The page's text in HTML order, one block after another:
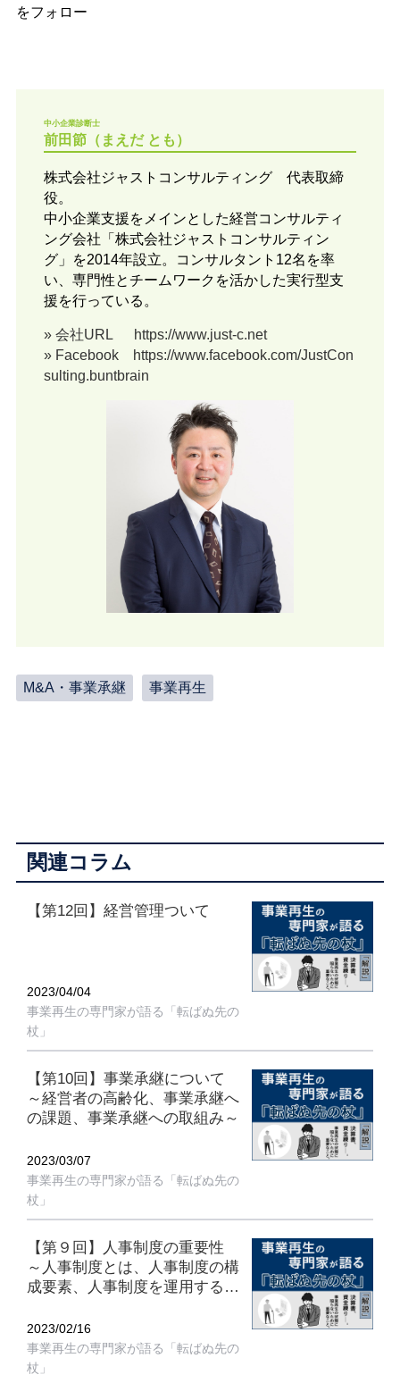
をフォロー
中小企業診断士
前田節（まえだ とも）
株式会社ジャストコンサルティング 代表取締
役。
中小企業支援をメインとした経営コンサルティ
ング会社「株式会社ジャストコンサルティン
グ」を2014年設立。コンサルタント12名を率
い、専門性とチームワークを活かした実行型支
援を行っている。
» 会社URL https://www.just-c.net
» Facebook https://www.facebook.com/JustCon
sulting.buntbrain
M&A・事業承継 事業再生
関連コラム
【第12回】経営管理ついて
2023/04/04
事業再生の専門家が語る「転ばぬ先の
杖」
【第10回】事業承継について
～経営者の高齢化、事業承継へ
の課題、事業承継への取組み～
2023/03/07
事業再生の専門家が語る「転ばぬ先の
杖」
【第９回】人事制度の重要性
～人事制度とは、人事制度の構
成要素、人事制度を運用するた
2023/02/16
事業再生の専門家が語る「転ばぬ先の
杖」